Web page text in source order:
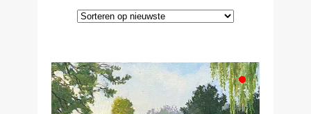
getoond Gesorteerd
nieuwste